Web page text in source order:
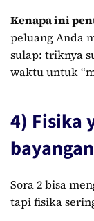
Kenapa ini
peluang Anda
sulap: triknya
waktu untuk
4) Fisika
Sora 2 bisa
tapi fisika